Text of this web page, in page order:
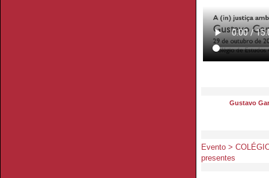
Gustavo
Evento >
presentes